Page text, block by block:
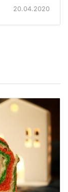
20.04.2020